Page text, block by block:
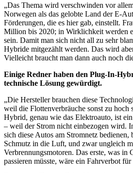
„Das Thema wird verschwinden vor
Norwegen als das gelobte Land der E-
Förderungen, die es hier gab, einstellt.
Million bis 2020; in Wirklichkeit werden
sein. Damit man sich nicht all zu sehr
Hybride mitgezählt werden. Das wird
Vielleicht braucht man dann auch noch
Einige Redner haben den Plug-In-
technische Lösung gewürdigt.
„Die Hersteller brauchen diese
weil die Flottenverbräuche sonst zu hoch
Hybrid, genau wie das Elektroauto, ist
– weil der Strom nicht einbezogen wird.
sich diese Autos am Stromnetz
Schmutz in die Luft, und zwar ungleich
Verbrennungsmotoren. Das erste, was in
passieren müsste, wäre ein Fahrverbot